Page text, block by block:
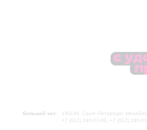
Большой зал:
191186, Санкт-Петербург,
+7 (812) 240-01-00, +7 (812) 240-